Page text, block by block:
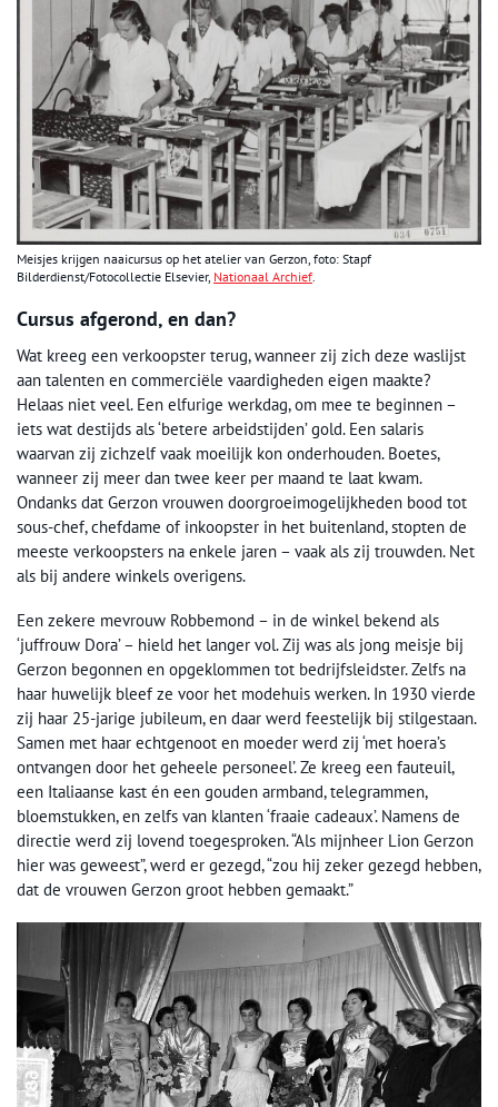
Meisjes krijgen naaicursus op het atelier van Gerzon, foto: Stapf
Bilderdienst/Fotocollectie Elsevier, Nationaal Archief
Cursus afgerond, en dan?
Wat kreeg een verkoopster terug, wanneer zij zich deze waslijst
aan talenten en commerciële vaardigheden eigen maakte?
Helaas niet veel. Een elfurige werkdag, om mee te beginnen –
iets wat destijds als ‘betere arbeidstijden’ gold. Een salaris
waarvan zij zichzelf vaak moeilijk kon onderhouden. Boetes,
wanneer zij meer dan twee keer per maand te laat kwam.
Ondanks dat Gerzon vrouwen doorgroeimogelijkheden bood tot
sous-chef, chefdame of inkoopster in het buitenland, stopten de
meeste verkoopsters na enkele jaren – vaak als zij trouwden. Net
als bij andere winkels overigens.
Een zekere mevrouw Robbemond – in de winkel bekend als
‘juffrouw Dora’ – hield het langer vol. Zij was als jong meisje bij
Gerzon begonnen en opgeklommen tot bedrijfsleidster. Zelfs na
haar huwelijk bleef ze voor het modehuis werken. In 1930 vierde
zij haar 25-jarige jubileum, en daar werd feestelijk bij stilgestaan.
Samen met haar echtgenoot en moeder werd zij ‘met hoera’s
ontvangen door het geheele personeel’. Ze kreeg een fauteuil,
een Italiaanse kast én een gouden armband, telegrammen,
bloemstukken, en zelfs van klanten ‘fraaie cadeaux’. Namens de
directie werd zij lovend toegesproken. “Als mijnheer Lion Gerzon
hier was geweest”, werd er gezegd, “zou hij zeker gezegd hebben,
dat de vrouwen Gerzon groot hebben gemaakt.”